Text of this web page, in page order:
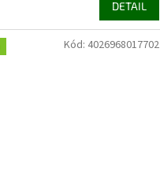
DETAIL
Kód: 4026968017702